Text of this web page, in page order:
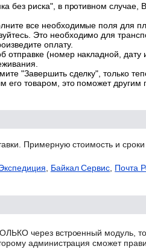
без риска", в противном случае,
все необходимые поля для
Это необходимо для
оплату.
отправке (номер накладной, дату
"Завершить сделку", только
товаром, это поможет другим
Примерную стоимость и
Байкал Сервис Почта
через встроенный модуль,
администрация сможет